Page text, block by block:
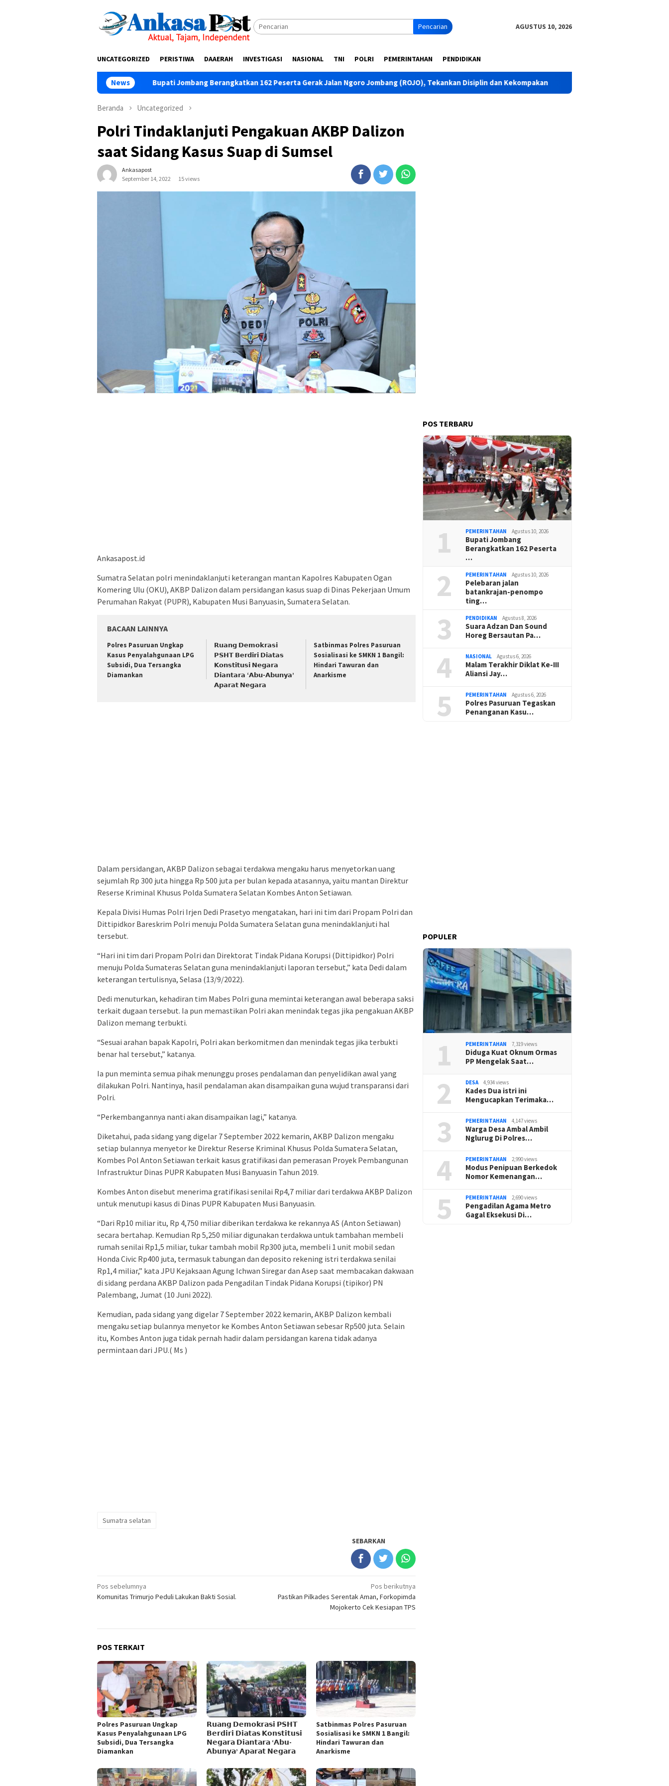
Pencarian AGUSTUS 10, 2026
UNCATEGORIZED PERISTIWA DAAERAH INVESTIGASI NASIONAL TNI POLRI PEMERINTAHAN PENDIDIKAN
News
Bupati Jombang Berangkatkan 162 Peserta Gerak Jalan Ngoro Jombang (ROJO), Tekankan Disiplin dan Kekompakan Pelebaran jalan batankrajan-penompo
Beranda Uncategorized
Polri Tindaklanjuti Pengakuan AKBP Dalizon
saat Sidang Kasus Suap di Sumsel
Ankasapost
September 14, 2022
15 views
Ankasapost.id
Sumatra Selatan polri menindaklanjuti keterangan mantan Kapolres Kabupaten Ogan
Komering Ulu (OKU), AKBP Dalizon dalam persidangan kasus suap di Dinas Pekerjaan Umum
Perumahan Rakyat (PUPR), Kabupaten Musi Banyuasin, Sumatera Selatan.
BACAAN LAINNYA
Polres Pasuruan Ungkap
Kasus Penyalahgunaan LPG
Subsidi, Dua Tersangka
Diamankan
𝗥𝘂𝗮𝗻𝗴 𝗗𝗲𝗺𝗼𝗸𝗿𝗮𝘀𝗶
𝗣𝗦𝗛𝗧 𝗕𝗲𝗿𝗱𝗶𝗿𝗶 𝗗𝗶𝗮𝘁𝗮𝘀
𝗞𝗼𝗻𝘀𝘁𝗶𝘁𝘂𝘀𝗶 𝗡𝗲𝗴𝗮𝗿𝗮
𝗗𝗶𝗮𝗻𝘁𝗮𝗿𝗮 ‘𝗔𝗯𝘂-𝗔𝗯𝘂𝗻𝘆𝗮’
𝗔𝗽𝗮𝗿𝗮𝘁 𝗡𝗲𝗴𝗮𝗿𝗮
Satbinmas Polres Pasuruan
Sosialisasi ke SMKN 1 Bangil:
Hindari Tawuran dan
Anarkisme
Dalam persidangan, AKBP Dalizon sebagai terdakwa mengaku harus menyetorkan uang
sejumlah Rp 300 juta hingga Rp 500 juta per bulan kepada atasannya, yaitu mantan Direktur
Reserse Kriminal Khusus Polda Sumatera Selatan Kombes Anton Setiawan.
Kepala Divisi Humas Polri Irjen Dedi Prasetyo mengatakan, hari ini tim dari Propam Polri dan
Dittipidkor Bareskrim Polri menuju Polda Sumatera Selatan guna menindaklanjuti hal
tersebut.
“Hari ini tim dari Propam Polri dan Direktorat Tindak Pidana Korupsi (Dittipidkor) Polri
menuju Polda Sumateras Selatan guna menindaklanjuti laporan tersebut,” kata Dedi dalam
keterangan tertulisnya, Selasa (13/9/2022).
Dedi menuturkan, kehadiran tim Mabes Polri guna memintai keterangan awal beberapa saksi
terkait dugaan tersebut. Ia pun memastikan Polri akan menindak tegas jika pengakuan AKBP
Dalizon memang terbukti.
“Sesuai arahan bapak Kapolri, Polri akan berkomitmen dan menindak tegas jika terbukti
benar hal tersebut,” katanya.
Ia pun meminta semua pihak menunggu proses pendalaman dan penyelidikan awal yang
dilakukan Polri. Nantinya, hasil pendalaman akan disampaikan guna wujud transparansi dari
Polri.
“Perkembangannya nanti akan disampaikan lagi,” katanya.
Diketahui, pada sidang yang digelar 7 September 2022 kemarin, AKBP Dalizon mengaku
setiap bulannya menyetor ke Direktur Reserse Kriminal Khusus Polda Sumatera Selatan,
Kombes Pol Anton Setiawan terkait kasus gratifikasi dan pemerasan Proyek Pembangunan
Infrastruktur Dinas PUPR Kabupaten Musi Banyuasin Tahun 2019.
Kombes Anton disebut menerima gratifikasi senilai Rp4,7 miliar dari terdakwa AKBP Dalizon
untuk menutupi kasus di Dinas PUPR Kabupaten Musi Banyuasin.
“Dari Rp10 miliar itu, Rp 4,750 miliar diberikan terdakwa ke rekannya AS (Anton Setiawan)
secara bertahap. Kemudian Rp 5,250 miliar digunakan terdakwa untuk tambahan membeli
rumah senilai Rp1,5 miliar, tukar tambah mobil Rp300 juta, membeli 1 unit mobil sedan
Honda Civic Rp400 juta, termasuk tabungan dan deposito rekening istri terdakwa senilai
Rp1,4 miliar,” kata JPU Kejaksaan Agung Ichwan Siregar dan Asep saat membacakan dakwaan
di sidang perdana AKBP Dalizon pada Pengadilan Tindak Pidana Korupsi (tipikor) PN
Palembang, Jumat (10 Juni 2022).
Kemudian, pada sidang yang digelar 7 September 2022 kemarin, AKBP Dalizon kembali
mengaku setiap bulannya menyetor ke Kombes Anton Setiawan sebesar Rp500 juta. Selain
itu, Kombes Anton juga tidak pernah hadir dalam persidangan karena tidak adanya
permintaan dari JPU.( Ms )
Sumatra selatan
SEBARKAN
Navigasi
pos
Pos sebelumnya
Komunitas Trimurjo Peduli Lakukan Bakti Sosial.
Pos berikutnya
Pastikan Pilkades Serentak Aman, Forkopimda
Mojokerto Cek Kesiapan TPS
POS TERKAIT
Polres Pasuruan Ungkap
Kasus Penyalahgunaan LPG
Subsidi, Dua Tersangka
Diamankan
𝗥𝘂𝗮𝗻𝗴 𝗗𝗲𝗺𝗼𝗸𝗿𝗮𝘀𝗶 𝗣𝗦𝗛𝗧
𝗕𝗲𝗿𝗱𝗶𝗿𝗶 𝗗𝗶𝗮𝘁𝗮𝘀 𝗞𝗼𝗻𝘀𝘁𝗶𝘁𝘂𝘀𝗶
𝗡𝗲𝗴𝗮𝗿𝗮 𝗗𝗶𝗮𝗻𝘁𝗮𝗿𝗮 ‘𝗔𝗯𝘂-
𝗔𝗯𝘂𝗻𝘆𝗮’ 𝗔𝗽𝗮𝗿𝗮𝘁 𝗡𝗲𝗴𝗮𝗿𝗮
Satbinmas Polres Pasuruan
Sosialisasi ke SMKN 1 Bangil:
Hindari Tawuran dan
Anarkisme
POS TERBARU
1 PEMERINTAHAN Agustus 10, 2026
Bupati Jombang
Berangkatkan 162 Peserta
…
2 PEMERINTAHAN Agustus 10, 2026
Pelebaran jalan
batankrajan-penompo
ting…
3 PENDIDIKAN Agustus 8, 2026
Suara Adzan Dan Sound
Horeg Bersautan Pa…
4 NASIONAL Agustus 6, 2026
Malam Terakhir Diklat Ke-III
Aliansi Jay…
5 PEMERINTAHAN Agustus 6, 2026
Polres Pasuruan Tegaskan
Penanganan Kasu…
POPULER
1 PEMERINTAHAN 7,319 views
Diduga Kuat Oknum Ormas
PP Mengelak Saat…
2 DESA 4,934 views
Kades Dua istri ini
Mengucapkan Terimaka…
3 PEMERINTAHAN 4,147 views
Warga Desa Ambal Ambil
Nglurug Di Polres…
4 PEMERINTAHAN 2,990 views
Modus Penipuan Berkedok
Nomor Kemenangan…
5 PEMERINTAHAN 2,690 views
Pengadilan Agama Metro
Gagal Eksekusi Di…